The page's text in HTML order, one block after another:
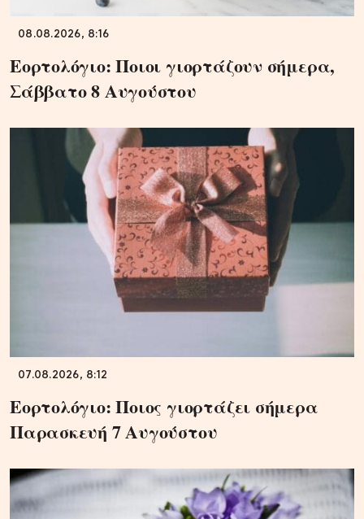
08.08.2026, 8:16
Εορτολόγιο: Ποιοι γιορτάζουν σήμερα,
Σάββατο 8 Αυγούστου
07.08.2026, 8:12
Εορτολόγιο: Ποιος γιορτάζει σήμερα
Παρασκευή 7 Αυγούστου